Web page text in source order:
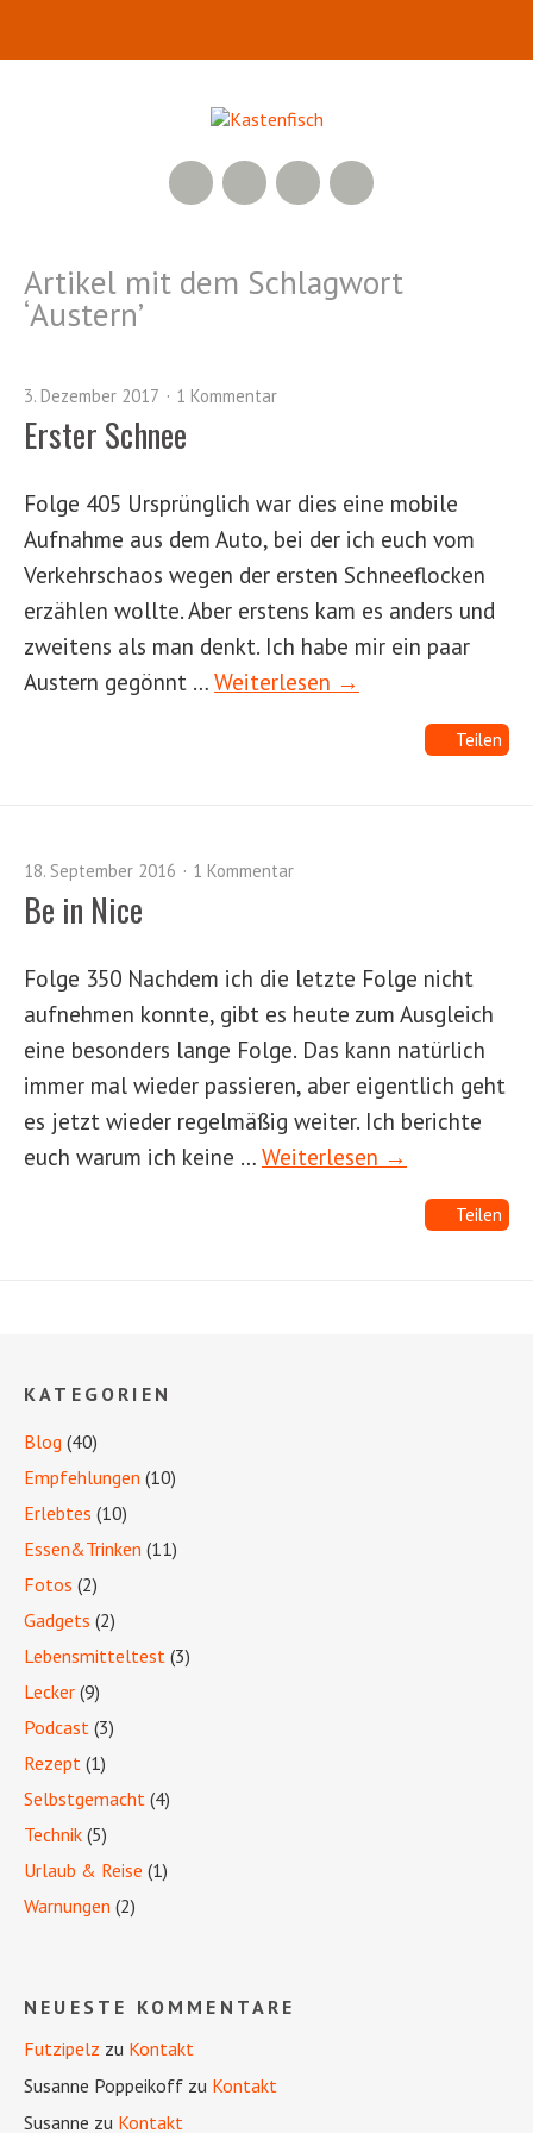
Facebook
YouTube
RSS Feed
Artikel mit dem Schlagwort
‘Austern’
3. Dezember 2017 1 Kommentar
Erster Schnee
Folge 405 Ursprünglich war dies eine mobile
Aufnahme aus dem Auto, bei der ich euch vom
Verkehrschaos wegen der ersten Schneeflocken
erzählen wollte. Aber erstens kam es anders und
zweitens als man denkt. Ich habe mir ein paar
Austern gegönnt … Weiterlesen →
Teilen
18. September 2016 1 Kommentar
Be in Nice
Folge 350 Nachdem ich die letzte Folge nicht
aufnehmen konnte, gibt es heute zum Ausgleich
eine besonders lange Folge. Das kann natürlich
immer mal wieder passieren, aber eigentlich geht
es jetzt wieder regelmäßig weiter. Ich berichte
euch warum ich keine … Weiterlesen →
Teilen
KATEGORIEN
Blog (40)
Empfehlungen (10)
Erlebtes (10)
Essen&Trinken (11)
Fotos (2)
Gadgets (2)
Lebensmitteltest (3)
Lecker (9)
Podcast (3)
Rezept (1)
Selbstgemacht (4)
Technik (5)
Urlaub & Reise (1)
Warnungen (2)
NEUESTE KOMMENTARE
Futzipelz zu Kontakt
Susanne Poppeikoff zu Kontakt
Susanne zu Kontakt